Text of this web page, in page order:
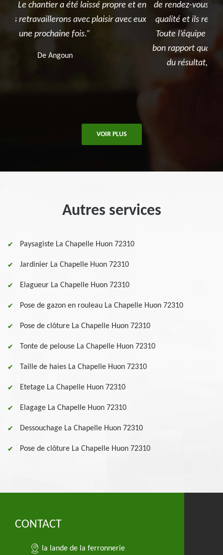
de rendez-vous est rapide, le travail est soigné et de
qualité et ils repartent en laissant le terrain propre.
Toute l’équipe est agréable et professionnelle. Très
bon rapport qualité-prix. Nous sommes très contents
du résultat, nous ferons appel à eux pour nos
VOIR PLUS
Autres services
Paysagiste La Chapelle Huon 72310
Jardinier La Chapelle Huon 72310
Elagueur La Chapelle Huon 72310
Pose de gazon en rouleau La Chapelle Huon 72310
Pose de clôture La Chapelle Huon 72310
Tonte de pelouse La Chapelle Huon 72310
Taille de haies La Chapelle Huon 72310
Etetage La Chapelle Huon 72310
Elagage La Chapelle Huon 72310
Dessouchage La Chapelle Huon 72310
Pose de clôture La Chapelle Huon 72310
CONTACT
la lande de la ferronnerie